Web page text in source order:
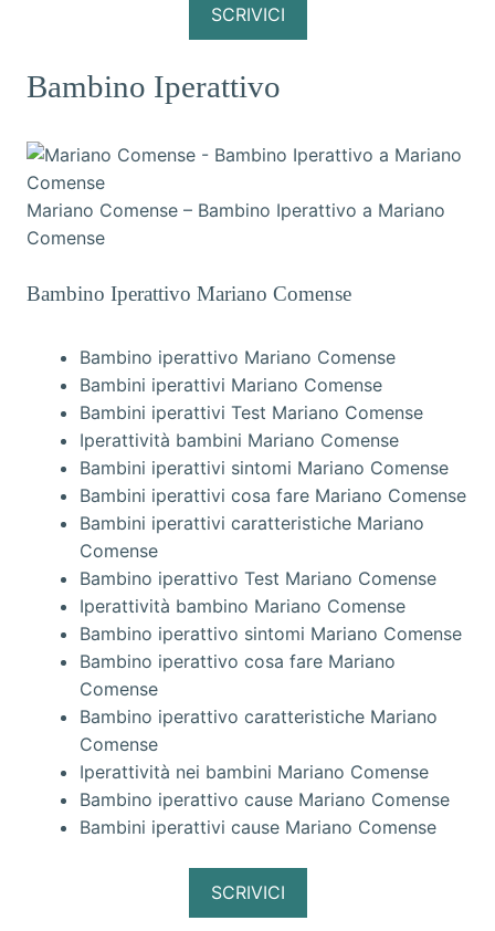
SCRIVICI
Bambino Iperattivo
Mariano Comense – Bambino Iperattivo a Mariano
Comense
Bambino Iperattivo Mariano Comense
Bambino iperattivo Mariano Comense
Bambini iperattivi Mariano Comense
Bambini iperattivi Test Mariano Comense
Iperattività bambini Mariano Comense
Bambini iperattivi sintomi Mariano Comense
Bambini iperattivi cosa fare Mariano Comense
Bambini iperattivi caratteristiche Mariano
Comense
Bambino iperattivo Test Mariano Comense
Iperattività bambino Mariano Comense
Bambino iperattivo sintomi Mariano Comense
Bambino iperattivo cosa fare Mariano
Comense
Bambino iperattivo caratteristiche Mariano
Comense
Iperattività nei bambini Mariano Comense
Bambino iperattivo cause Mariano Comense
Bambini iperattivi cause Mariano Comense
SCRIVICI